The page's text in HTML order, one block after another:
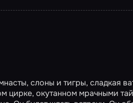
слоны и тигры, сладкая
цирке, окутанном мрачными